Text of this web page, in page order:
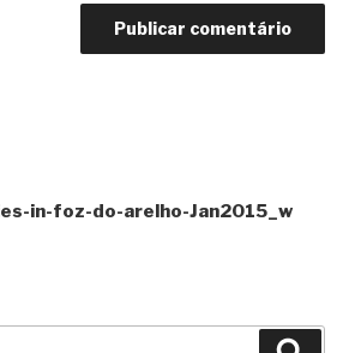
in-foz-do-arelho-Jan2015_w